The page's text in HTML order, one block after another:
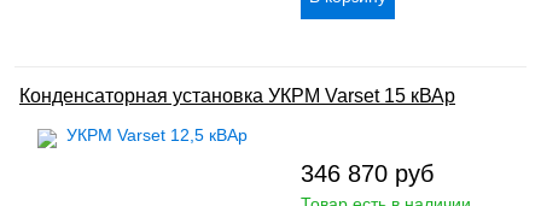
Конденсаторная установка УКРМ Varset 15 кВАр
346 870 руб